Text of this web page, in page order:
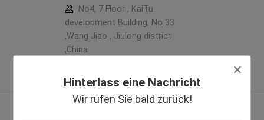
Hinterlass eine Nachricht
Wir rufen Sie bald zurück!
No4, 7 Floor , KaiTu
development Building, No 33
,Wang Jiao , Jiulong district
,China
Überprüfter Lieferant